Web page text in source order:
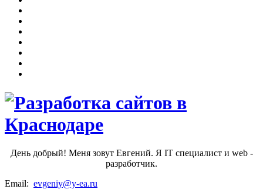
День добрый! Меня зовут Евгений. Я IT специалист и web -
разработчик.
Email: evgeniy@y-ea.ru